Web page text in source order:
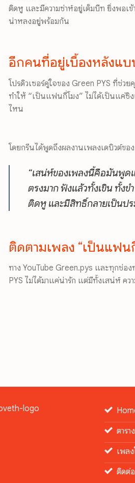
ติดหู และมีความซ่าห์อยู่เต็มบีท ยิ่งพอเ
น่าหลงอยู่พร้อมกัน
อีกคนที่อยู่เบื้องหลังแ
โปรดิวเซอร์คู่ใจของ Green PYS ที่ช่
ทำให้ “เป็นแฟนกี่โมง” ไม่ได้เป็นแค่ซิง
ไหน
โดยกรีนได้พูดถึงผลงานเพลงเดบิวต์ของ
“เสน่ห์ของเพลงนี้คือมันพูด
ตรงมาก ฟังแล้วทั้งเขิน ทั้ง
ติดหู และมีสิทธิ์กลายเป็นปร
ติดตามเพลง “เป็นแฟน
ทาง YouTube Green.pys และทุกช่อง
PYS ไม่ได้มาแค่น่ารัก แต่มีทั้งเสน่ห์ ค
ตารา
เพล
ติดต่อ